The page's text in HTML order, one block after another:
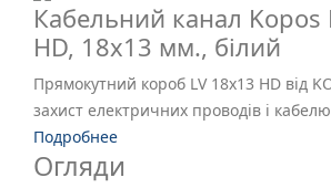
Кабельний канал Kopos
HD, 18х13 мм., білий
Прямокутний короб LV 18x13 HD від
захист електричних проводів і
Подробнее
Огляди